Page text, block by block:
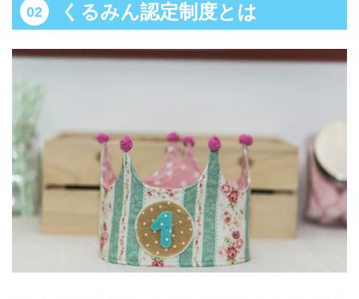
くるみん認定制度とは